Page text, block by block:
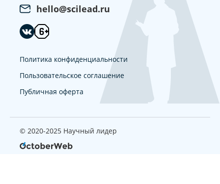
hello@scilead.ru
Политика конфиденциальности
Пользовательское соглашение
Публичная оферта
© 2020-2025 Научный лидер